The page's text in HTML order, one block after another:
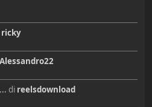
ricky
Alessandro22
di reelsdownload